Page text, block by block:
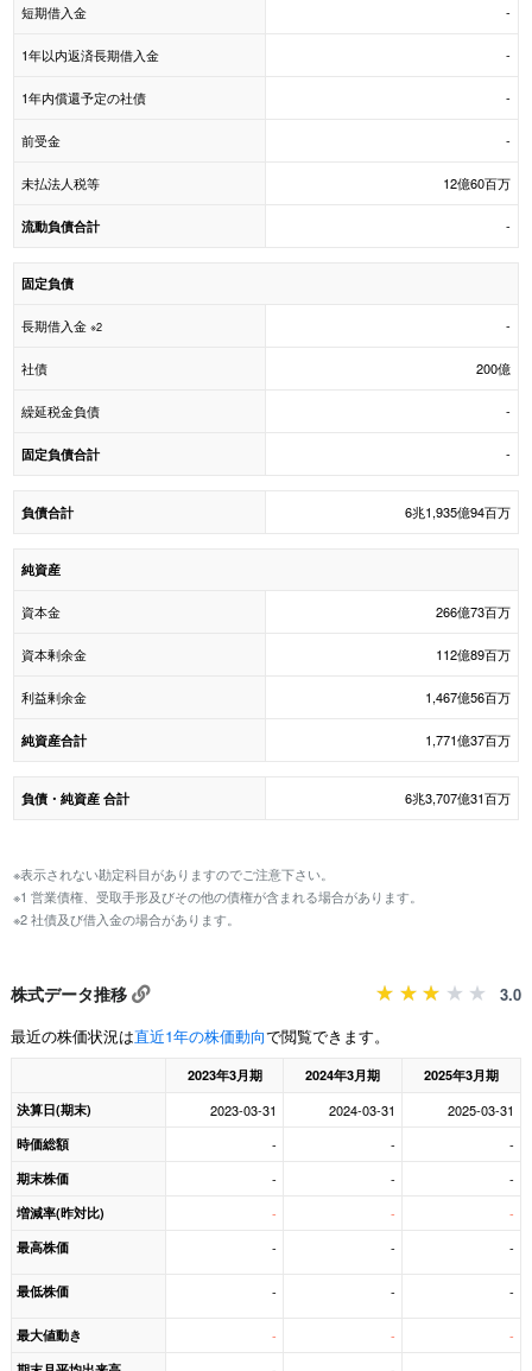
短期借入金 -
1年以内返済長期借入金 -
1年内償還予定の社債 -
前受金 -
未払法人税等 12億60百万
流動負債合計 -
固定負債
長期借入金 ※2 -
社債 200億
繰延税金負債 -
固定負債合計 -
負債合計 6兆1,935億94百万
純資産
資本金 266億73百万
資本剰余金 112億89百万
利益剰余金 1,467億56百万
純資産合計 1,771億37百万
負債・純資産 合計 6兆3,707億31百万
※表示されない勘定科目がありますのでご注意下さい。
※1 営業債権、受取手形及びその他の債権が含まれる場合があります。
※2 社債及び借入金の場合があります。
株式データ推移
3.0
最近の株価状況は直近1年の株価動向で閲覧できます。
2023年3月期 2024年3月期
2025年3月期
決算日(期末)
2023-03-31 2024-03-31 2025-03-31
時価総額 - - -
期末株価 - - -
増減率(昨対比) - - -
最高株価 - - -
最低株価 - - -
最大値動き - - -